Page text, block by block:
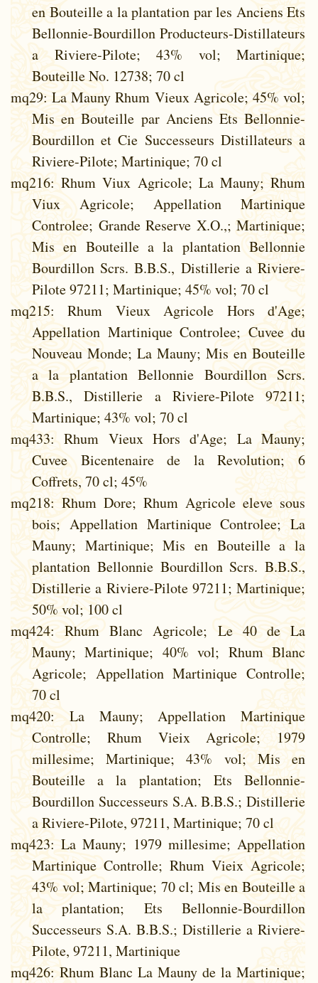
en Bouteille a la plantation par les Anciens Ets
Bellonnie-Bourdillon Producteurs-Distillateurs
a Riviere-Pilote; 43% vol; Martinique;
Bouteille No. 12738; 70 cl
mq29: La Mauny Rhum Vieux Agricole; 45% vol;
Mis en Bouteille par Anciens Ets Bellonnie-
Bourdillon et Cie Successeurs Distillateurs a
Riviere-Pilote; Martinique; 70 cl
mq216: Rhum Viux Agricole; La Mauny; Rhum
Viux Agricole; Appellation Martinique
Controlee; Grande Reserve X.O.,; Martinique;
Mis en Bouteille a la plantation Bellonnie
Bourdillon Scrs. B.B.S., Distillerie a Riviere-
Pilote 97211; Martinique; 45% vol; 70 cl
mq215: Rhum Vieux Agricole Hors d'Age;
Appellation Martinique Controlee; Cuvee du
Nouveau Monde; La Mauny; Mis en Bouteille
a la plantation Bellonnie Bourdillon Scrs.
B.B.S., Distillerie a Riviere-Pilote 97211;
Martinique; 43% vol; 70 cl
mq433: Rhum Vieux Hors d'Age; La Mauny;
Cuvee Bicentenaire de la Revolution; 6
Coffrets, 70 cl; 45%
mq218: Rhum Dore; Rhum Agricole eleve sous
bois; Appellation Martinique Controlee; La
Mauny; Martinique; Mis en Bouteille a la
plantation Bellonnie Bourdillon Scrs. B.B.S.,
Distillerie a Riviere-Pilote 97211; Martinique;
50% vol; 100 cl
mq424: Rhum Blanc Agricole; Le 40 de La
Mauny; Martinique; 40% vol; Rhum Blanc
Agricole; Appellation Martinique Controlle;
70 cl
mq420: La Mauny; Appellation Martinique
Controlle; Rhum Vieix Agricole; 1979
millesime; Martinique; 43% vol; Mis en
Bouteille a la plantation; Ets Bellonnie-
Bourdillon Successeurs S.A. B.B.S.; Distillerie
a Riviere-Pilote, 97211, Martinique; 70 cl
mq423: La Mauny; 1979 millesime; Appellation
Martinique Controlle; Rhum Vieix Agricole;
43% vol; Martinique; 70 cl; Mis en Bouteille a
la plantation; Ets Bellonnie-Bourdillon
Successeurs S.A. B.B.S.; Distillerie a Riviere-
Pilote, 97211, Martinique
mq426: Rhum Blanc La Mauny de la Martinique;